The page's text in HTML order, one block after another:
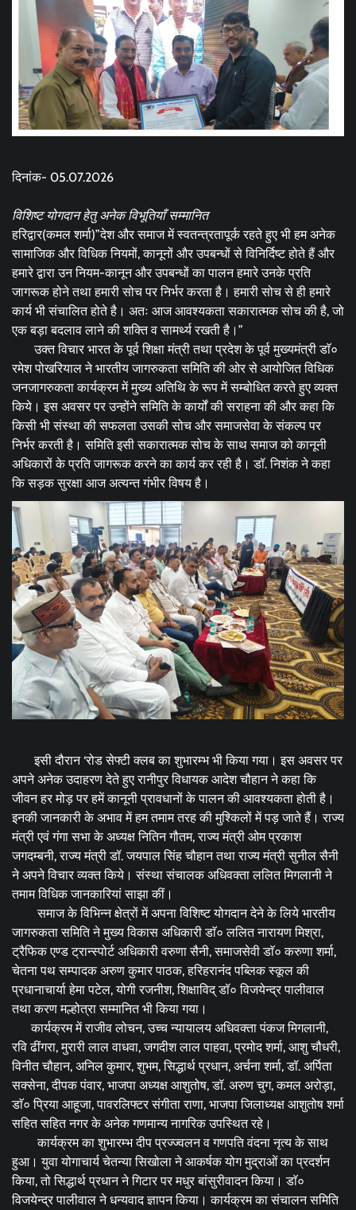
दिनांक- 05.07.2026
विशिष्ट योगदान हेतु अनेक विभूतियाँ सम्मानित
हरिद्वार(कमल शर्मा)”देश और समाज में स्वतन्त्रतापूर्क रहते हुए भी हम अनेक
सामाजिक और विधिक नियमों, कानूनों और उपबन्धों से विनिर्दिष्ट होते हैं और
हमारे द्वारा उन‌‌ नियम-कानून और उपबन्धों का पालन हमारे उनके प्रति
जागरूक होने तथा हमारी सोच पर निर्भर करता है। हमारी सोच से ही हमारे
कार्य भी संचालित होते है। अतः आज आवश्यकता सकारात्मक सोच की है, जो
एक बड़ा बदलाव लाने की शक्ति व सामर्थ्य रखती है।”
उक्त विचार भारत के पूर्व शिक्षा मंत्री तथा प्रदेश के पूर्व मुख्यमंत्री डाॅ०
रमेश पोखरियाल ने भारतीय जागरुकता समिति की ओर से आयोजित विधिक
जनजागरुकता कार्यक्रम में मुख्य अतिथि के रूप में सम्बोधित करते हुए व्यक्त
किये। इस अवसर पर उन्होंने समिति के कार्यों की सराहना की और कहा कि
किसी भी संस्था की सफलता उसकी सोच और समाजसेवा के संकल्प पर
निर्भर करती है। समिति इसी सकारात्मक सोच के साथ समाज को कानूनी
अधिकारों के प्रति जागरूक करने का कार्य कर रही है। डॉ. निशंक ने कहा
कि सड़क सुरक्षा आज अत्यन्त गंभीर विषय है।
इसी दौरान ‘रोड सेफ्टी क्लब का शुभारम्भ भी किया गया। इस अवसर पर
अपने अनेक‌ उदाहरण देते हुए रानीपुर विधायक आदेश चौहान ने कहा कि
जीवन हर मोड़ पर हमें कानूनी प्रावधानों के पालन की आवश्यकता होती है।
इनकी जानकारी के अभाव में हम तमाम तरह की मुश्किलों में पड़ जाते हैं।‌ राज्य
मंत्री एवं गंगा सभा के अध्यक्ष नितिन गौतम, राज्य मंत्री ओम प्रकाश
जगदम्बनी, राज्य मंत्री डॉ. जयपाल सिंह चौहान तथा राज्य मंत्री सुनील सैनी
ने अपने विचार व्यक्त किये। संस्था संचालक अधिवक्ता ललित मिगलानी ने
तमाम विधिक जानकारियां साझा कीं।‌
‌‌‌‌ समाज के विभिन्न क्षेत्रों में अपना विशिष्ट योगदान देने के लिये भारतीय
जागरुकता समिति ने मुख्य विकास अधिकारी डाॅ० ललित नारायण मिश्रा,
ट्रैफिक एण्ड ट्रान्स्पोर्ट अधिकारी वरुणा सैनी, समाजसेवी डाॅ० करुणा शर्मा,
चेतना पथ सम्पादक अरुण कुमार पाठक, हरिहरानंद पब्लिक स्कूल की
प्रधानाचार्या हेमा पटेल, योगी रजनीश, शिक्षाविद् डॉ० विजयेन्द्र पालीवाल
तथा करण मल्होत्रा सम्मानित भी किया गया।
कार्यक्रम में राजीव लोचन, उच्च न्यायालय अधिवक्ता पंकज मिगलानी,
रवि ढींगरा, मुरारी लाल वाधवा, जगदीश लाल पाहवा, प्रमोद शर्मा, आशु चौधरी,
विनीत चौहान, अनिल कुमार, शुभम, सिद्धार्थ प्रधान, अर्चना शर्मा, डॉ. अर्पिता
सक्सेना, दीपक पंवार, भाजपा अध्यक्ष आशुतोष, डॉ. अरुण चुग, कमल अरोड़ा,
डाॅ० प्रिया आहूजा, पावरलिफ्टर संगीता राणा, भाजपा जिलाध्यक्ष आशुतोष शर्मा
सहित सहित नगर के अनेक गणमान्य नागरिक उपस्थित रहे।
कार्यक्रम का शुभारम्भ दीप प्रज्ज्वलन व गणपति वंदना नृत्य के साथ
हुआ। युवा योगाचार्य चेतन्या सिखोला ने आकर्षक योग मुद्राओं का प्रदर्शन
किया, तो सिद्धार्थ प्रधान ने गिटार पर मधुर बांसुरीवादन किया। डाॅ०
विजयेन्द्र पालीवाल ने धन्यवाद ज्ञापन किया। कार्यक्रम का संचालन समिति